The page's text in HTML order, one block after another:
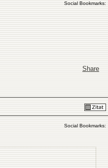
Social Bookmarks:
Share
Social Bookmarks: